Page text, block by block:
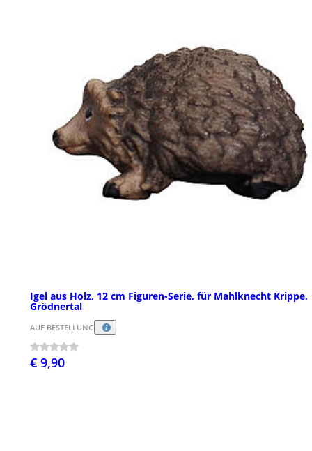
Igel aus Holz, 12 cm Figuren-Serie, für Mahlknecht Krippe,
Grödnertal
AUF BESTELLUNG
€ 9,90